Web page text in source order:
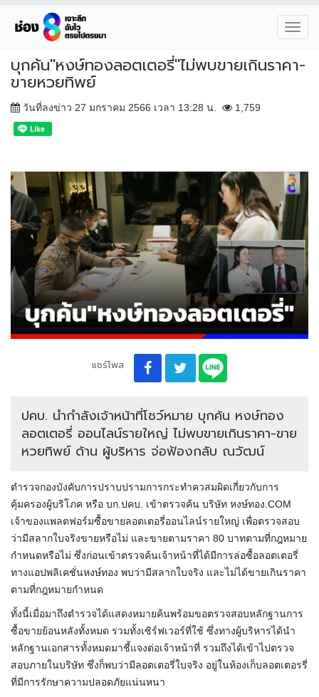
บุกค้น"หงษ์ทองลอตเตอรี่"ไม่พบขายเกินราคา-
ขายหวยทิพย์
วันที่ลงข่าว 27 มกราคม 2566 เวลา 13:28 น. 1,759
แชร์โพส
ปคบ. นำกำลังเจ้าหน้าที่โชว์หมาย บุกค้น หงษ์ทอง
ลอตเตอรี่ ออนไลน์รายใหญ่ ไม่พบขายเกินราคา-ขาย
หวยทิพย์ ด้าน ผู้บริหาร จ่อฟ้องกลับ ณวัฒน์
ตำรวจกองบังคับการปราบปรามการกระทำควสมผิดเกี่ยวกับการ
คุ้มครองผู้บริโภค หรือ บก.ปคบ. เข้าตรวจค้น บริษัท หงษ์ทอง.COM
เจ้าของแพลตฟอร์มซื้อขายลอตเตอรี่ออนไลน์รายใหญ่ เพื่อตรวจสอบ
ว่ามีสลากใบจริงขายหรือไม่ และขายตามราคา 80 บาทตามที่กฎหมาย
กำหนดหรือไม่ ซึ่งก่อนเข้าตรวจค้นเจ้าหน้าที่ได้มีการล่อซื้อลอตเตอรี่
ทางแอปพลิเคชั่นหงษ์ทอง พบว่ามีสลากใบจริง และไม่ได้ขายเกินราคา
ตามที่กฎหมายกำหนด
ทั้งนี้เมื่อมาถึงตำรวจได้แสดงหมายค้นพร้อมขอตรวจสอบหลักฐานการ
ซื้อขายย้อนหลังทั้งหมด รวมทั้งเซิร์ฟเวอร์ที่ใช้ ซึ่งทางผู้บริหารได้นำ
หลักฐานเอกสารทั้งหมดมาชี้แจงต่อเจ้าหน้าที่ รวมถึงได้เข้าไปตรวจ
สอบภายในบริษัท ซึ่งก็พบว่ามีลอตเตอรี่ใบจริง อยู่ในห้องเก็บลอตเตอรรี่
ที่มีการรักษาความปลอดภัยแน่นหนา